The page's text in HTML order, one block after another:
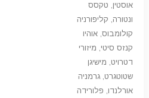
אוסטין, טקסס
ונטורה, קליפורניה
קולומבוס, אוהיו
קנזס סיטי, מיזורי
דטרויט, מישיגן
שטוטגרט, גרמניה
אורלנדו, פלורידה